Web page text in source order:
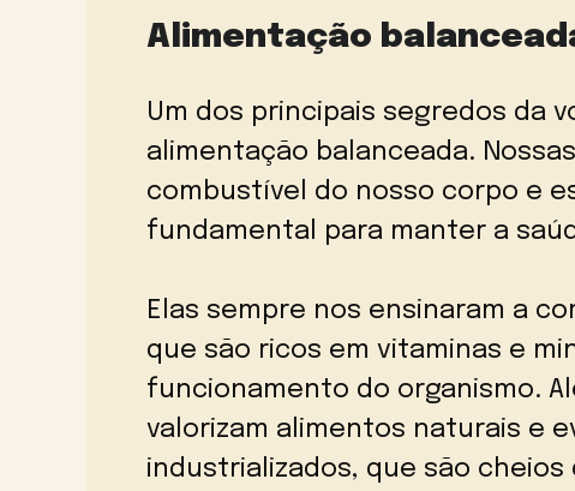
Alimentação
Um dos principais segredos da
alimentação balanceada.
combustível do nosso corpo e
fundamental para manter a
Elas sempre nos ensinaram a
que são ricos em vitaminas e
funcionamento do organismo.
valorizam alimentos naturais e
industrializados, que são